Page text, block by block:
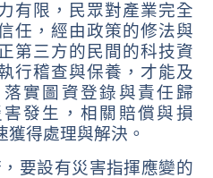
有限，民眾對產業完全
任，經由政策的修法與
第三方的民間的科技資
行稽查與保養，才能及
實圖資登錄與責任歸
發生，相關賠償與損
獲得處理與解決。
要設有災害指揮應變的